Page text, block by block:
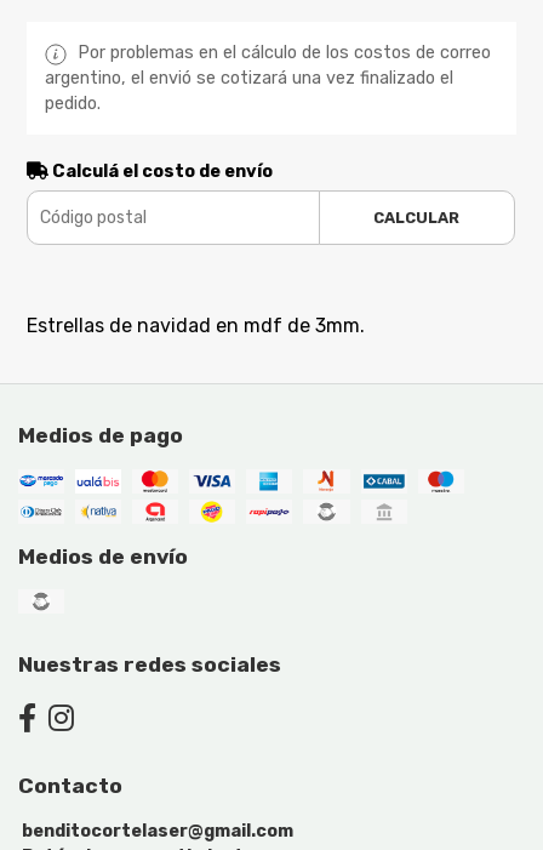
Por problemas en el cálculo de los costos de correo
argentino, el envió se cotizará una vez finalizado el
pedido.
Calculá el costo de envío
CALCULAR
Estrellas de navidad en mdf de 3mm.
Medios de pago
Medios de envío
Nuestras redes sociales
Contacto
benditocortelaser@gmail.com